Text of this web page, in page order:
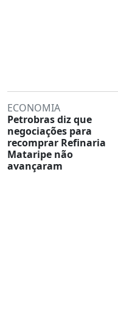
ECONOMIA
Petrobras diz que
negociações para
recomprar Refinaria
Mataripe não
avançaram